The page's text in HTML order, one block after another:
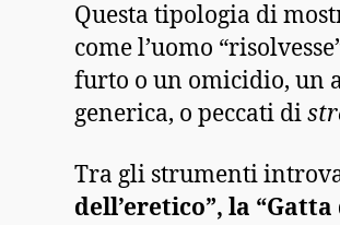
Questa tipologia di
come l’uomo
furto o un omicidio, un
generica, o peccati di
Tra gli strumenti
dell’eretico”, la